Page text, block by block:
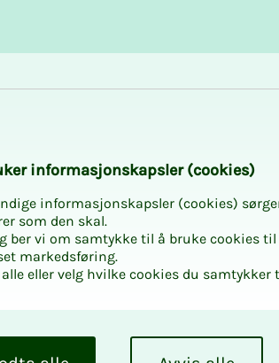
in­­­for­­­ma­­­sjons­­­kaps­­­­­ler (cookies)
informasjonskapsler (cookies)
som den skal.
ber vi om samtykke til å bruke cookies
markedsføring.
eller velg hvilke cookies du samtykker